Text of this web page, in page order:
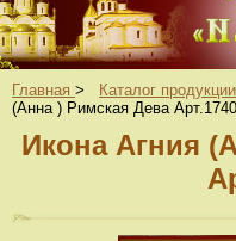
Главная > Каталог продукции
(Анна ) Римская Дева Арт.1740
Икона Агния